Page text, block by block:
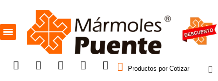
Productos por Cotizar